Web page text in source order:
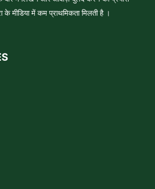
के मीडिया में कम प्राथमिकता मिलती है ।